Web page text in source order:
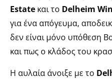
Estate και το Delheim
για ένα απόγευμα,
δεν είναι μόνο υπόθεση
και πως ο κλάδος του
Η αυλαία άνοιξε με το